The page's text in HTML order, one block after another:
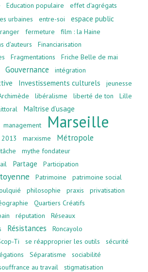
Education populaire effet d'agrégats
urbaines entre-soi espace public
fermeture
film : la Haine
d'auteurs
Financiarisation
Fragmentations
Friche Belle de mai
Gouvernance intégration
Investissements culturels
jeunesse
libéralisme liberté de ton
Lille
Maîtrise d’usage
management Marseille
marxisme Métropole
mythe fondateur
Partage Participation
Patrimoine patrimoine social
philosophie praxis
privatisation
Quartiers Créatifs
réputation
Réseaux
Résistances
Roncayolo
Ti se réapproprier les outils sécurité
Séparatisme
sociabilité
au travail
stigmatisation